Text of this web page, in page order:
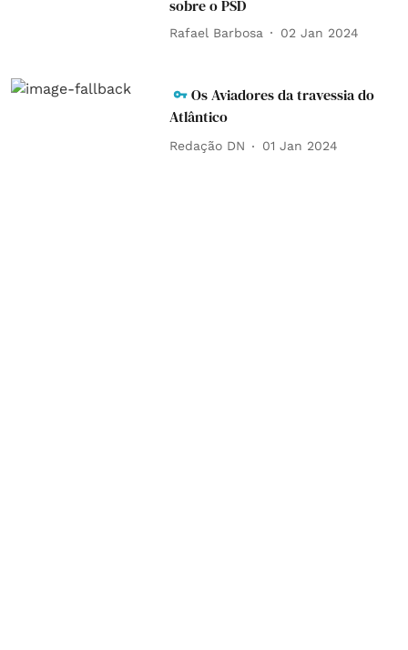
sobre o PSD
Rafael Barbosa 02 Jan 2024
Os Aviadores da travessia do
Atlântico
Redação DN 01 Jan 2024